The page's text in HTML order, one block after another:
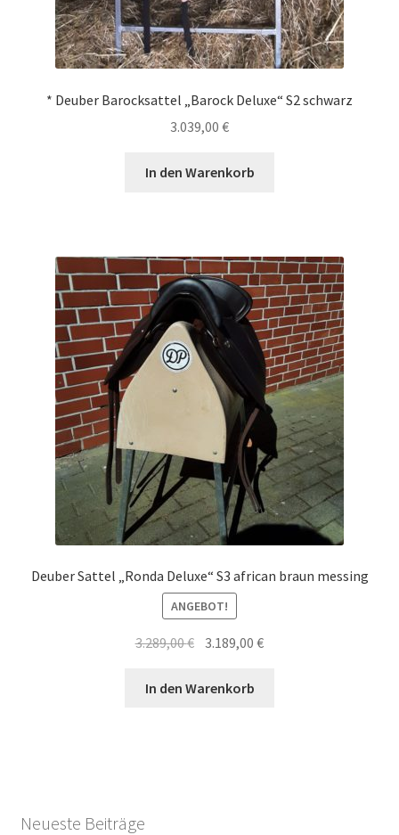
* Deuber Barocksattel „Barock Deluxe“ S2 schwarz
3.039,00 €
In den Warenkorb
Deuber Sattel „Ronda Deluxe“ S3 african braun messing
ANGEBOT!
3.289,00€ Ursprünglicher
war:
3.189,00€Aktueller
In den Warenkorb
Neueste Beiträge